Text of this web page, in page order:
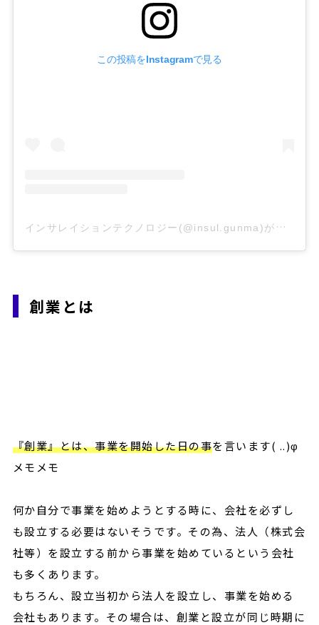
この投稿をInstagramで見る
イ
ンサレイションテクノロジー(@insul.gunma)がシェアした投稿
創業とは
『創業』とは、事業を開始した日の事を言います( ..)φ
メモメモ
何か自分で事業を始めようとする時に、会社を必ずし
も設立する必要はないそうです。その為、法人（株式会
社等）を設立する前から事業を始めているという会社
も多くあります。
もちろん、設立当初から法人を設立し、事業を始める
会社もあります。その場合は、創業と設立が同じ時期に